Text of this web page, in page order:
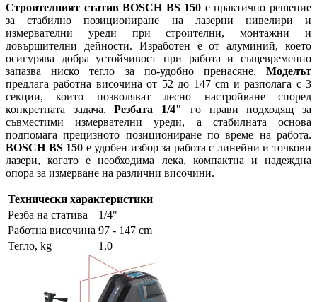
Строителният статив BOSCH BS 150 е практично решение
за стабилно позициониране на лазерни нивелири и
измервателни уреди при строителни, монтажни и
довършителни дейности. Изработен е от алуминий, което
осигурява добра устойчивост при работа и същевременно
запазва ниско тегло за по-удобно пренасяне. Моделът
предлага работна височина от 52 до 147 cm и разполага с 3
секции, които позволяват лесно настройване според
конкретната задача. Резбата 1/4" го прави подходящ за
съвместими измервателни уреди, а стабилната основа
подпомага прецизното позициониране по време на работа.
BOSCH BS 150 е удобен избор за работа с линейни и точкови
лазери, когато е необходима лека, компактна и надеждна
опора за измерване на различни височини.
Технически характеристики
Резба на статива
1/4"
Работна височина 97 - 147 cm
Тегло, kg
1,0